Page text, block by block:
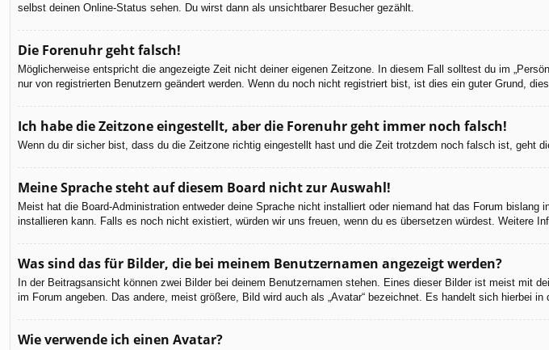
selbst deinen Online-Status sehen. Du wirst dann als unsichtbarer Besucher gezählt.
Die Forenuhr geht falsch!
Möglicherweise entspricht die angezeigte Zeit nicht deiner eigenen Zeitzone. In diesem Fall solltest du im
nur von registrierten Benutzern geändert werden. Wenn du noch nicht registriert bist, ist dies ein guter Grund,
Ich habe die Zeitzone eingestellt, aber die Forenuhr geht immer noch falsch!
Wenn du dir sicher bist, dass du die Zeitzone richtig eingestellt hast und die Zeit trotzdem noch falsch ist, geht
Meine Sprache steht auf diesem Board nicht zur Auswahl!
Meist hat die Board-Administration entweder deine Sprache nicht installiert oder niemand hat das Forum
installieren kann. Falls es noch nicht existiert, würden wir uns freuen, wenn du es übersetzen würdest. Weitere
Was sind das für Bilder, die bei meinem Benutzernamen angezeigt werden?
In der Beitragsansicht können zwei Bilder bei deinem Benutzernamen stehen. Eines dieser Bilder ist meist mit
im Forum angeben. Das andere, meist größere, Bild wird auch als „Avatar“ bezeichnet. Es handelt sich hierbei
Wie verwende ich einen Avatar?